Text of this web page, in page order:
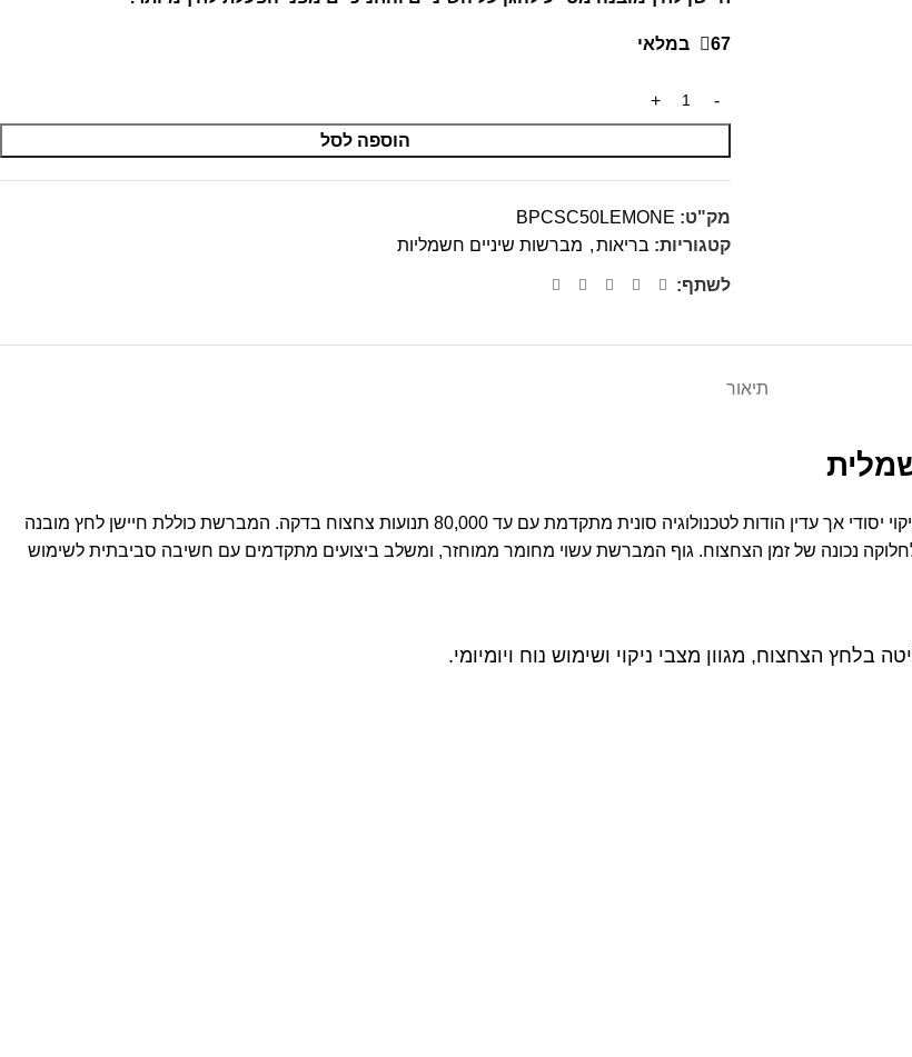
67 במלאי
הוספה לסל
מק"ט: BPCSC50LEMONE
קטגוריות: בריאות, מברשות שיניים חשמליות
לשתף:
תיאור
מברשת השיניים החשמלית SC 50 מבית המותג Beurer ברויר ישראל מספקת ניקוי יסודי אך עדין הודות לטכנולוגיה סונית מתקדמת עם עד 80,000 תנועות צחצוח בדקה. המברשת כוללת חיישן לחץ מובנה
נכונה של זמן הצחצוח. גוף המברשת עשוי מחומר ממוחזר, ומשלב ביצועים מתקדמים עם חשיבה סביבתית לשימוש
הצחצוח, מגוון מצבי ניקוי ושימוש נוח ויומיומי.